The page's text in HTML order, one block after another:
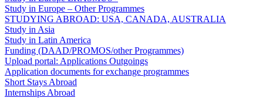
Study in Europe – Other Programmes
STUDYING ABROAD: USA, CANADA, AUSTRALIA
Study in Asia
Study in Latin America
Funding (DAAD/PROMOS/other Programmes)
Upload portal: Applications Outgoings
Application documents for exchange programmes
Short Stays Abroad
Internships Abroad